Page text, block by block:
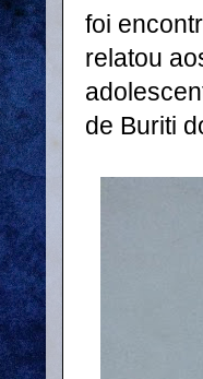
foi
relatou
de Buriti